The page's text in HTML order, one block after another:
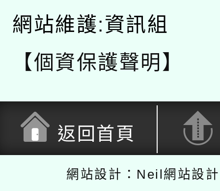
網站維護:資訊組
【個資保護聲明】
返回首頁
網站設計：Neil網站設